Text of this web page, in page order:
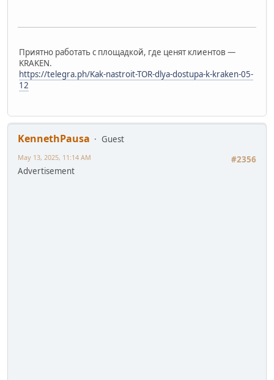
Приятно работать с площадкой, где ценят клиентов —
KRAKEN.
https://telegra.ph/Kak-nastroit-TOR-dlya-dostupa-k-kraken-05-
12
KennethPausa
Guest
#2356
May 13, 2025, 11:14 AM
Advertisement